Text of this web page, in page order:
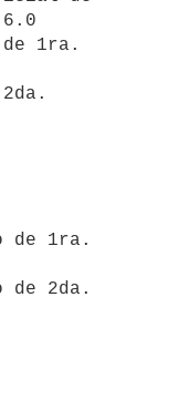
1ra.
de 1ra.
de 2da.